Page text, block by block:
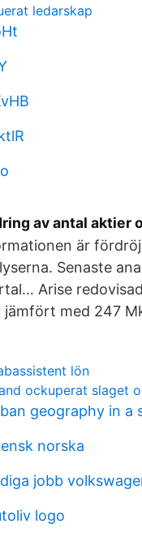
ledarskap
av antal aktier
är
Senaste
Arise
jämfört med 247
lön
ockuperat slaget
geography in a
norska
jobb
logo